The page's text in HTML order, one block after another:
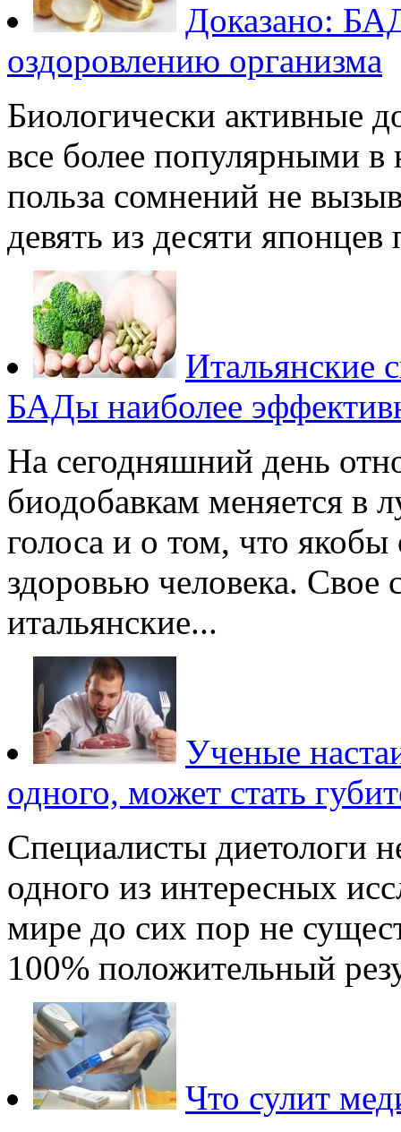
Доказано:
оздоровлению организма
Биологически активные
все более популярными в
польза сомнений не
девять из десяти
Итальянские
БАДы наиболее
На сегодняшний день
биодобавкам меняется в
голоса и о том, что
здоровью человека. Свое
итальянские...
Ученые
одного, может стать
Специалисты диетологи
одного из интересных
мире до сих пор не
100% положительный
Что сулит